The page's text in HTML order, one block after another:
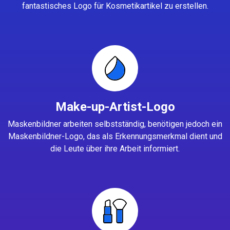
fantastisches Logo für Kosmetikartikel zu erstellen.
Make-up-Artist-Logo
Maskenbildner arbeiten selbstständig, benötigen jedoch ein
Maskenbildner-Logo, das als Erkennungsmerkmal dient und
die Leute über ihre Arbeit informiert.